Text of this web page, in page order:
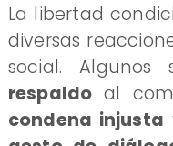
​La libertad
diversas
social. Algunos
respaldo al
condena injusta